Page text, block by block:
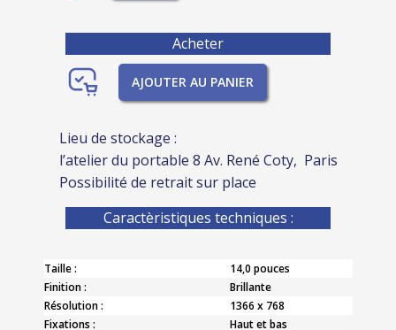
Acheter
AJOUTER AU PANIER
Lieu de stockage :
l’atelier du portable 8 Av. René Coty, Paris
Possibilité de retrait sur place
Caractèristiques techniques :
Taille :
14,0 pouces
Finition :
Brillante
Résolution :
1366 x 768
Fixations :
Haut et bas